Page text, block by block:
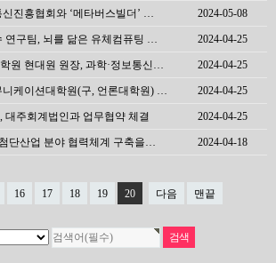
진흥협회와 ‘메타버스빌더’ … 2024-05-08
연구팀, 뇌를 닮은 유체컴퓨팅 … 2024-04-25
원 현대원 원장, 과학·정보통신… 2024-04-25
케이션대학원(구, 언론대학원) … 2024-04-25
대주회계법인과 업무협약 체결 2024-04-25
단산업 분야 협력체계 구축을… 2024-04-18
16 17 18 19 20 다음 맨끝